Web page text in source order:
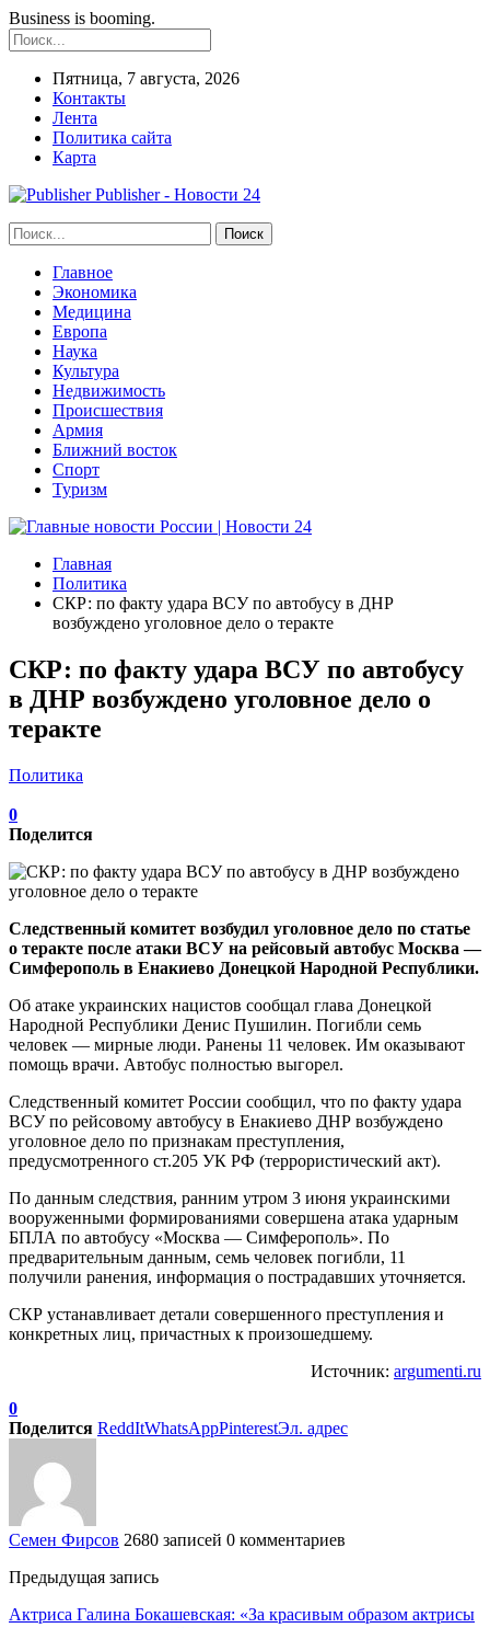
Business is booming.
Пятница, 7 августа, 2026
Контакты
Лента
Политика сайта
Карта
Publisher - Новости 24
Главное
Экономика
Медицина
Европа
Наука
Культура
Недвижимость
Происшествия
Армия
Ближний восток
Спорт
Туризм
Главная
Политика
СКР: по факту удара ВСУ по автобусу в ДНР
возбуждено уголовное дело о теракте
СКР: по факту удара ВСУ по автобусу
в ДНР возбуждено уголовное дело о
теракте
Политика
0
Поделится
Следственный комитет возбудил уголовное дело по статье
о теракте после атаки ВСУ на рейсовый автобус Москва —
Симферополь в Енакиево Донецкой Народной Республики.
Об атаке украинских нацистов сообщал глава Донецкой
Народной Республики Денис Пушилин. Погибли семь
человек — мирные люди. Ранены 11 человек. Им оказывают
помощь врачи. Автобус полностью выгорел.
Следственный комитет России сообщил, что по факту удара
ВСУ по рейсовому автобусу в Енакиево ДНР возбуждено
уголовное дело по признакам преступления,
предусмотренного ст.205 УК РФ (террористический акт).
По данным следствия, ранним утром 3 июня украинскими
вооруженными формированиями совершена атака ударным
БПЛА по автобусу «Москва — Симферополь». По
предварительным данным, семь человек погибли, 11
получили ранения, информация о пострадавших уточняется.
СКР устанавливает детали совершенного преступления и
конкретных лиц, причастных к произошедшему.
Источник: argumenti.ru
0
Поделится ReddItWhatsAppPinterestЭл. адрес
Семен Фирсов 2680 записей 0 комментариев
Предыдущая запись
Актриса Галина Бокашевская: «За красивым образом актрисы